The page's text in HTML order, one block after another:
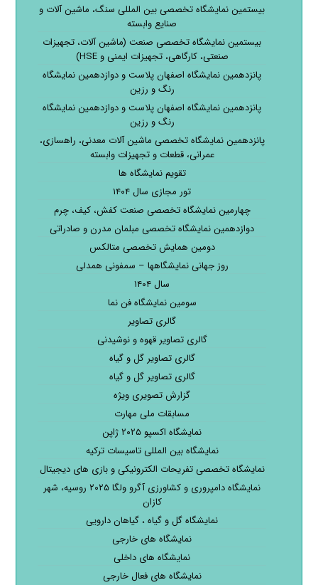
بیستمین نمایشگاه تخصصی بین المللی سنگ، ماشین آلات و
صنایع وابسته
بیستمین نمایشگاه تخصصی صنعت (ماشین آلات، تجهیزات
صنعتی، کارگاهی، تجهیزات ایمنی و HSE)
پانزدهمین نمایشگاه اصفهان پلاست و دوازدهمین نمایشگاه
رنگ و رزین
پانزدهمین نمایشگاه اصفهان پلاست و دوازدهمین نمایشگاه
رنگ و رزین
پانزدهمین نمایشگاه تخصصی ماشین آلات معدنی، راهسازی،
عمرانی، قطعات و تجهیزات وابسته
تقویم نمایشگاه ها
تور مجازی سال ۱۴۰۴
چهارمین نمایشگاه تخصصی صنعت کفش، کیف، چرم
دوازدهمین نمایشگاه تخصصی مبلمان مدرن و صادراتی
دومین همایش تخصصی متالکس
روز جهانی نمایشگاهها – سمفونی همدلی
سال ۱۴۰۴
سومین نمایشگاه فن نما
گالری تصاویر
گالری تصاویر قهوه و نوشیدنی
گالری تصاویر گل و گیاه
گالری تصاویر گل و گیاه
گزارش تصویری ویژه
مسابقات ملی مهارت
نمایشگاه اکسپو ۲۰۲۵ ژاپن
نمایشگاه بین المللی تاسیسات ترکیه
نمایشگاه تخصصی تفریحات الکترونیکی و بازی های دیجیتال
نمایشگاه دامپروری و کشاورزی آگرو ولگا ۲۰۲۵ روسیه، شهر
کازان
نمایشگاه گل و گیاه ، گیاهان دارویی
نمایشگاه های خارجی
نمایشگاه های داخلی
نمایشگاه های فعال خارجی